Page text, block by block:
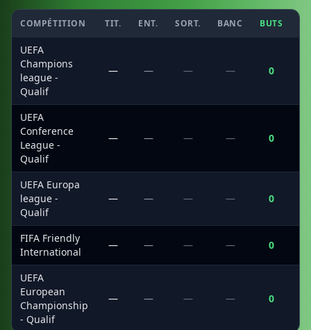
COMPÉTITION TIT. ENT. SORT. BANC BUTS
UEFA
Champions
league -
Qualif
— — — — 0
UEFA
Conference
League -
Qualif
— — — — 0
UEFA Europa
league -
Qualif
— — — — 0
FIFA Friendly
International
— — — — 0
UEFA
European
Championship
- Qualif
— — — — 0